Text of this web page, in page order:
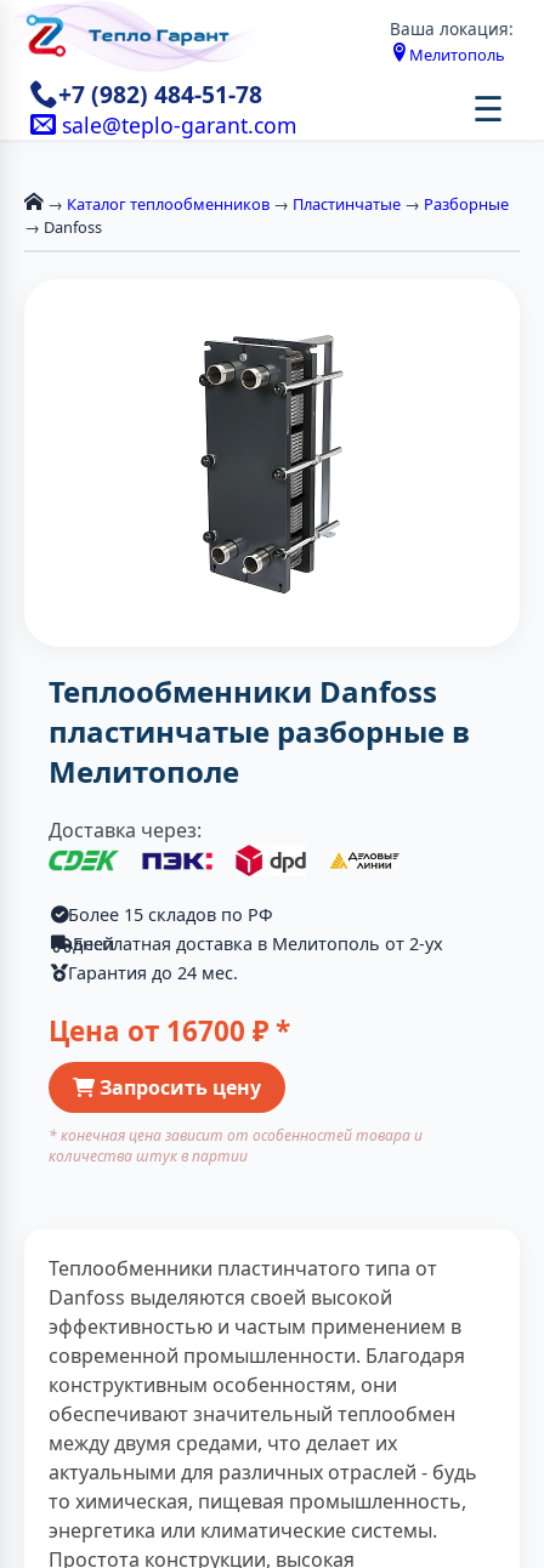
Ваша локация:
Мелитополь
+7 (982) 484-51-78
sale@teplo-garant.com ☰
→ Каталог теплообменников → Пластинчатые → Разборные
→ Danfoss
Теплообменники Danfoss
пластинчатые разборные в
Мелитополе
Доставка через:
Более 15 складов по РФ
Бесплатная доставка в Мелитополь от 2-ух дней
Гарантия до 24 мес.
Цена от 16700 ₽ *
Запросить цену
* конечная цена зависит от особенностей товара и
количества штук в партии
Теплообменники пластинчатого типа от
Danfoss выделяются своей высокой
эффективностью и частым применением в
современной промышленности. Благодаря
конструктивным особенностям, они
обеспечивают значительный теплообмен
между двумя средами, что делает их
актуальными для различных отраслей - будь
то химическая, пищевая промышленность,
энергетика или климатические системы.
Простота конструкции, высокая